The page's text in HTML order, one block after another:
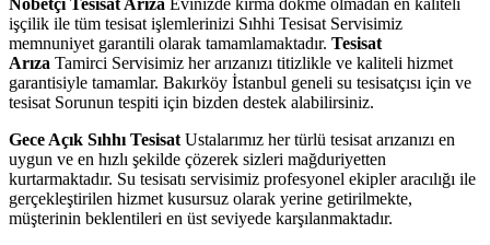
Nöbetçi Tesisat Arıza Evinizde kırma dökme olmadan en kaliteli
işçilik ile tüm tesisat işlemlerinizi Sıhhi Tesisat Servisimiz
memnuniyet garantili olarak tamamlamaktadır. Tesisat
Arıza Tamirci Servisimiz her arızanızı titizlikle ve kaliteli hizmet
garantisiyle tamamlar. Bakırköy İstanbul geneli su tesisatçısı için ve
tesisat Sorunun tespiti için bizden destek alabilirsiniz.
Gece Açık Sıhhı Tesisat Ustalarımız her türlü tesisat arızanızı en
uygun ve en hızlı şekilde çözerek sizleri mağduriyetten
kurtarmaktadır. Su tesisatı servisimiz profesyonel ekipler aracılığı ile
gerçekleştirilen hizmet kusursuz olarak yerine getirilmekte,
müşterinin beklentileri en üst seviyede karşılanmaktadır.